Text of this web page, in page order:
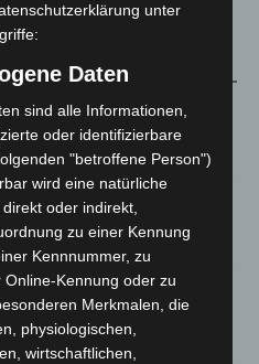
in Neuwarmbüchen schnell
starten beim
über A7 – Polizei sucht
unter
Daten
sind alle Informationen,
oder identifizierbare
"betroffene Person")
wird eine natürliche
oder indirekt,
zu einer Kennung
Kennnummer, zu
Kennung oder zu
Merkmalen, die
physiologischen,
wirtschaftlichen,